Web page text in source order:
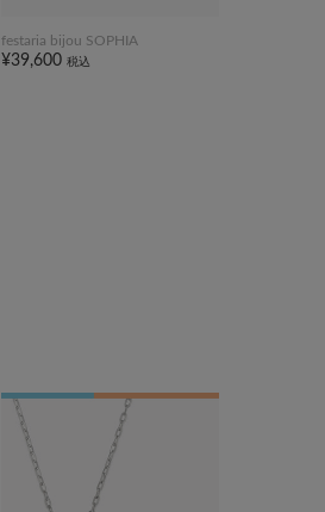
festaria bijou SOPHIA
¥39,600税込